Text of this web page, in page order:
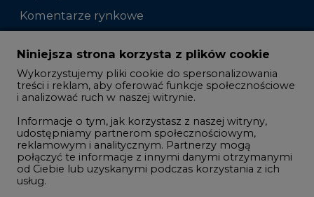
Komentarze rynkowe
Zmiany kadrowe na rynku
Studio CIRE
Rozmowy o energetyce
Gospodarka
Geopolityka
LTE450
Niniejsza strona korzysta z plików cookie
Wykorzystujemy pliki cookie do spersonalizowania
treści i reklam, aby oferować funkcje społecznościowe
i analizować ruch w naszej witrynie.
Informacje o tym, jak korzystasz z naszej witryny,
udostępniamy partnerom społecznościowym,
reklamowym i analitycznym. Partnerzy mogą
połączyć te informacje z innymi danymi otrzymanymi
od Ciebie lub uzyskanymi podczas korzystania z ich
usług.